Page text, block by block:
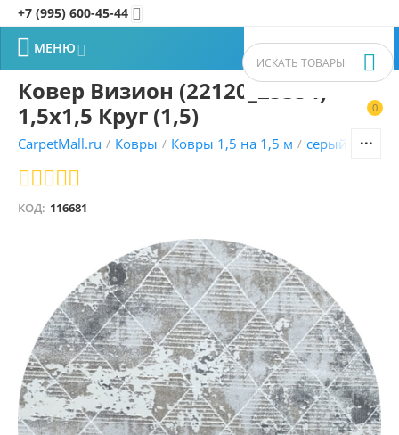
+7 (995) 600-45-44 
0


 МЕНЮ
Ковер Визион (22120_25354)
1,5х1,5 Круг (1,5)
CarpetMall.ru / Ковры / Ковры 1,5 на 1,5 м / серый ковры
КОД: 116681